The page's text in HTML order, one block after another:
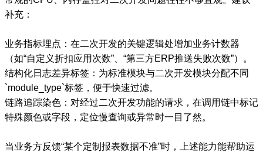
补充：
业务指标埋点：在二次开发的关键逻辑处增加业务计数器
（如“自定义折扣应用次数”、“第三方ERP推送失败次数”）。
结构化日志差异标签：为标准模块与二次开发模块分配不同
`module_type`标签，便于快速过滤。
链路追踪染色：对经过二次开发功能的请求，在调用链中标记
特殊颜色或字段，定位慢查询或异常时一目了然。
当业务方反馈“某个定制报表数据不准”时，上述能力能帮助运